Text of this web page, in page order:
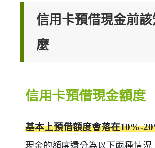
信用卡預借現金前
麼
信用卡預借現金額度
基本上預借額度會落在10%-
現金的額度還分為以下兩種情況